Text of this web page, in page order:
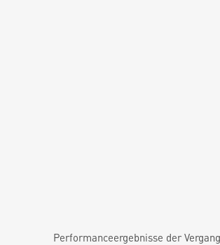
Performanceergebnisse der